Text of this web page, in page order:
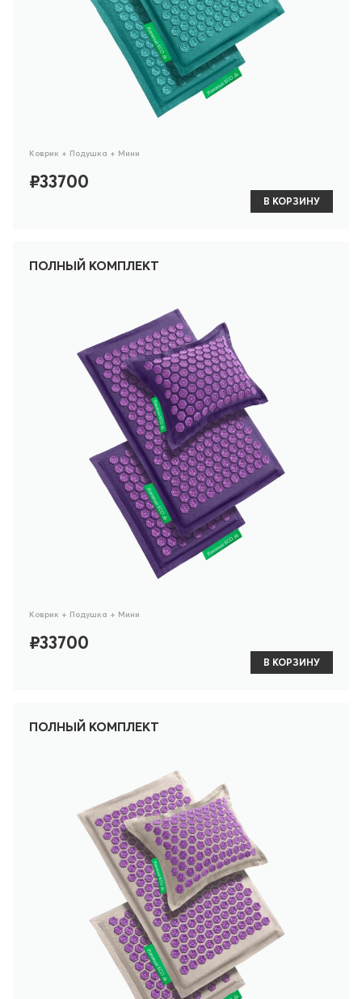
Коврик + Подушка + Мини
₽33700
В КОРЗИНУ
ПОЛНЫЙ КОМПЛЕКТ
Коврик + Подушка + Мини
₽33700
В КОРЗИНУ
ПОЛНЫЙ КОМПЛЕКТ